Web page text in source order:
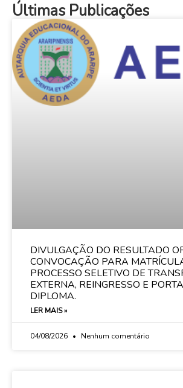
Últimas Publicações
DIVULGAÇÃO DO RESULTADO
CONVOCAÇÃO PARA
PROCESSO SELETIVO DE
EXTERNA, REINGRESSO E
DIPLOMA.
LER MAIS »
04/08/2026 Nenhum comentário